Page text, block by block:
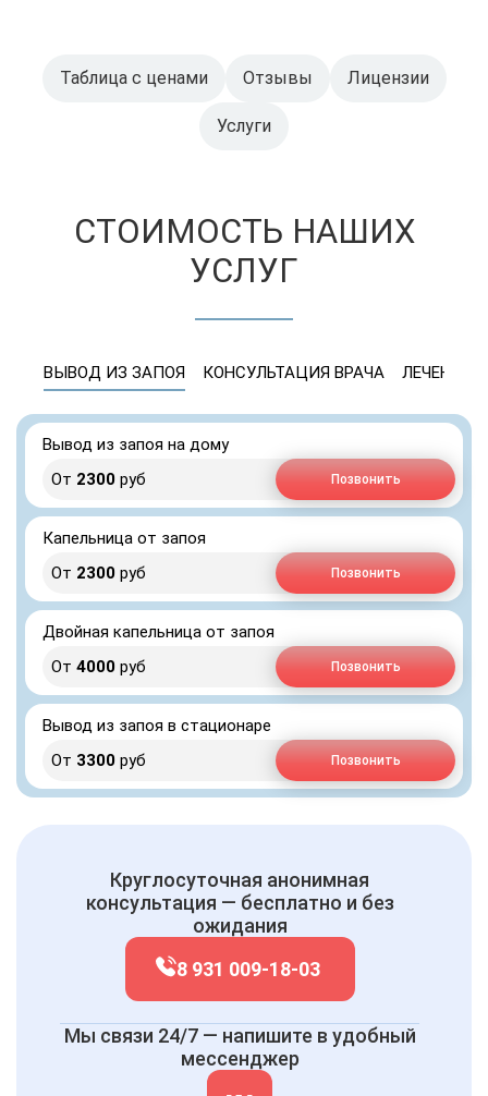
Таблица с ценами Отзывы Лицензии
Услуги
СТОИМОСТЬ НАШИХ
УСЛУГ
ВЫВОД ИЗ ЗАПОЯ КОНСУЛЬТАЦИЯ ВРАЧА ЛЕЧЕНИЕ
Вывод из запоя на дому
От 2300 руб Позвонить
Капельница от запоя
От 2300 руб Позвонить
Двойная капельница от запоя
От 4000 руб Позвонить
Вывод из запоя в стационаре
От 3300 руб Позвонить
Круглосуточная анонимная
консультация — бесплатно и без
ожидания
8 931 009-18-03
Мы связи 24/7 — напишите в удобный
мессенджер